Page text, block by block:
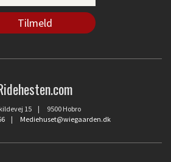
15 | 9500 Hobro
| Mediehuset@wiegaarden.dk